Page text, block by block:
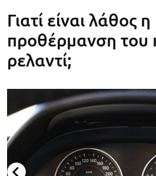
Γιατί είναι λάθος η
προθέρμανση του
ρελαντί;